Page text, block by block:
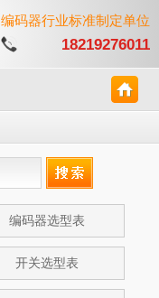
编码器行业标准制定单位
18219276011
编码器选型表
开关选型表